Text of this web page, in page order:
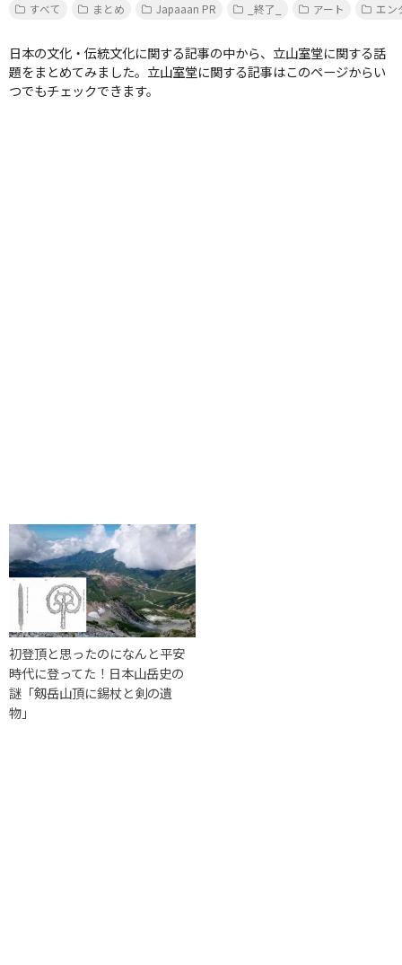
すべて
まとめ Japaaan PR _終了_ アート エン
日本の文化・伝統文化に関する記事の中から、立山室堂に関する話
題をまとめてみました。立山室堂に関する記事はこのページからい
つでもチェックできます。
初登頂と思ったのになんと平安
時代に登ってた！日本山岳史の
謎「剱岳山頂に錫杖と剣の遺
物」